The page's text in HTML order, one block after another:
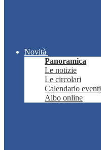
Novità
Panoramica
Le notizie
Le circolari
Calendario eventi
Albo online